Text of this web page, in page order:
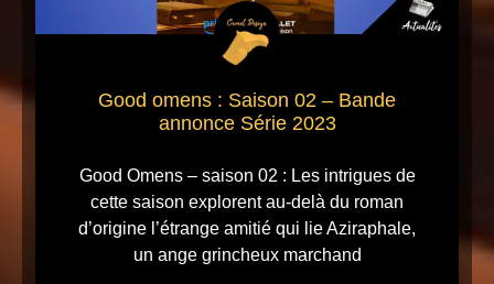
Good omens : Saison 02 – Bande
annonce Série 2023
Good Omens – saison 02 : Les intrigues de
cette saison explorent au-delà du roman
d’origine l’étrange amitié qui lie Aziraphale,
un ange grincheux marchand